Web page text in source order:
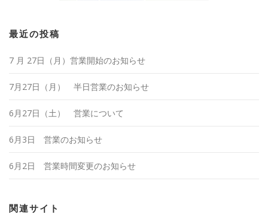
最近の投稿
7 月 27日（月）営業開始のお知らせ
7月27日（月） 半日営業のお知らせ
6月27日（土） 営業について
6月3日 営業のお知らせ
6月2日 営業時間変更のお知らせ
関連サイト